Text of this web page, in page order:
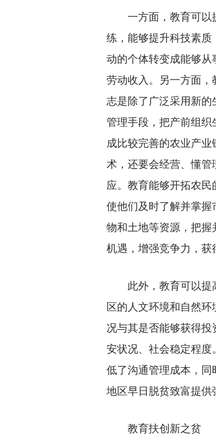
一方面，教育可以
练，能够提升科技素
动的个体转变成能够
劳动收入。另一方面
志是除了广泛采用新
管理手段，把产前组
成比较完善的农业产
术，还要会经营、懂
应。教育能够开拓农
使他们及时了解并掌握
物和土地等资源，把
机遇，增强竞争力，获
此外，教育可以提
区的人文环境和自然
况与其是否能够获得
安状况、社会稳定程
低了沟通管理成本，
地区早日脱贫致富提供
教育扶创新之贫